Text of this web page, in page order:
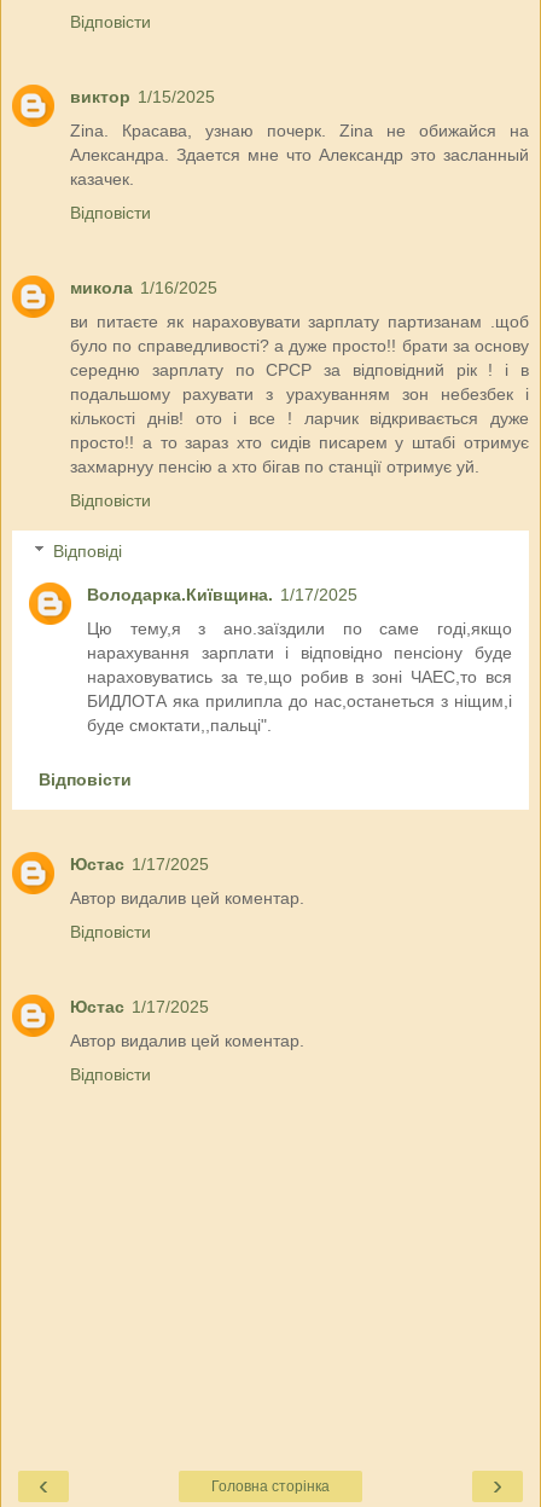
Відповісти
виктор 1/15/2025
Zina. Красава, узнаю почерк. Zina не обижайся на
Александра. Здается мне что Александр это засланный
казачек.
Відповісти
микола 1/16/2025
ви питаєте як нараховувати зарплату партизанам .щоб
було по справедливості? а дуже просто!! брати за основу
середню зарплату по СРСР за відповідний рік ! і в
подальшому рахувати з урахуванням зон небезбек і
кількості днів! ото і все ! ларчик відкривається дуже
просто!! а то зараз хто сидів писарем у штабі отримує
захмарнуу пенсію а хто бігав по станції отримує уй.
Відповісти
Відповіді
Володарка.Київщина. 1/17/2025
Цю тему,я з ано.заїздили по саме годі,якщо
нарахування зарплати і відповідно пенсіону буде
нараховуватись за те,що робив в зоні ЧАЕС,то вся
БИДЛОТА яка прилипла до нас,останеться з ніщим,і
буде смоктати,,пальці".
Відповісти
Юстас 1/17/2025
Автор видалив цей коментар.
Відповісти
Юстас 1/17/2025
Автор видалив цей коментар.
Відповісти
‹ ›
Головна сторінка